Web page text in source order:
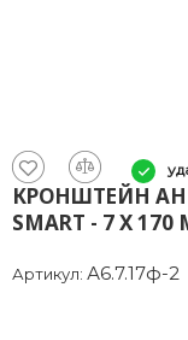
КРОНШТЕЙН
SMART - 7 X
Артикул: А6.7.17ф-2